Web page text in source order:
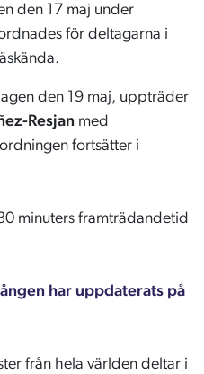
den 17 maj under
för deltagarna i
den 19 maj, uppträder
Resjan med
fortsätter i
minuters framträdandetid
har uppdaterats på
från hela världen deltar i